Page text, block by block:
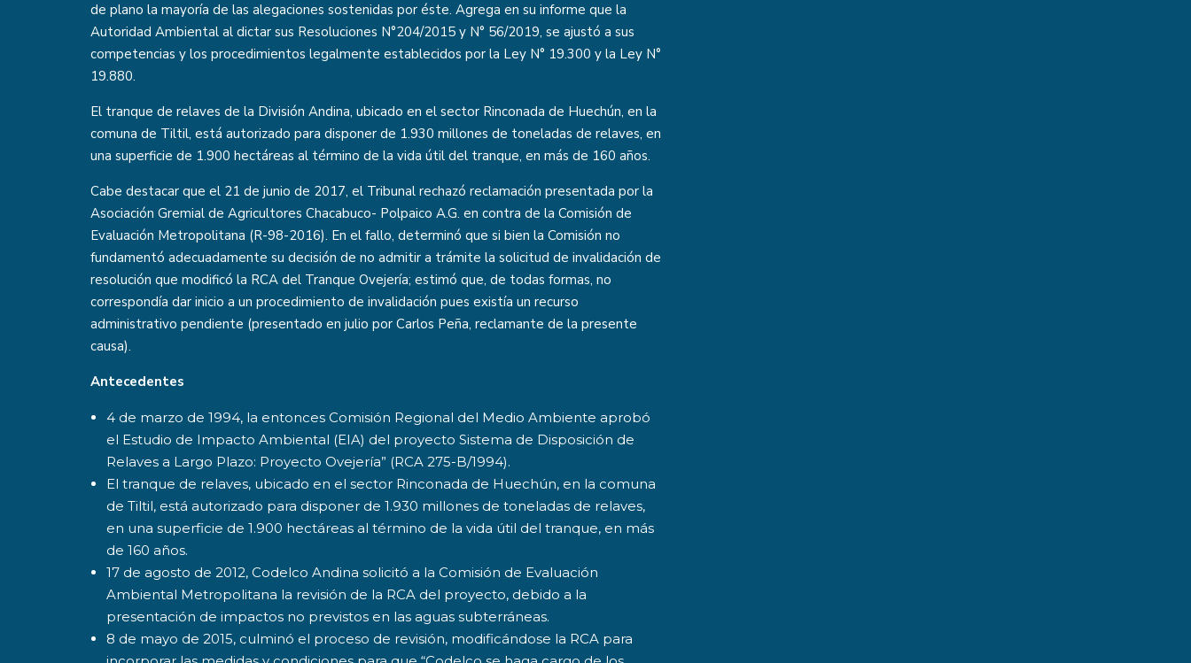
de plano la mayoría de las alegaciones sostenidas por éste. Agrega en su informe que la
Autoridad Ambiental al dictar sus Resoluciones N°204/2015 y N° 56/2019, se ajustó a sus
competencias y los procedimientos legalmente establecidos por la Ley N° 19.300 y la Ley N°
19.880.
El tranque de relaves de la División Andina, ubicado en el sector Rinconada de Huechún, en la
comuna de Tiltil, está autorizado para disponer de 1.930 millones de toneladas de relaves, en
una superficie de 1.900 hectáreas al término de la vida útil del tranque, en más de 160 años.
Cabe destacar que el 21 de junio de 2017, el Tribunal rechazó reclamación presentada por la
Asociación Gremial de Agricultores Chacabuco- Polpaico A.G. en contra de la Comisión de
Evaluación Metropolitana (R-98-2016). En el fallo, determinó que si bien la Comisión no
fundamentó adecuadamente su decisión de no admitir a trámite la solicitud de invalidación de
resolución que modificó la RCA del Tranque Ovejería; estimó que, de todas formas, no
correspondía dar inicio a un procedimiento de invalidación pues existía un recurso
administrativo pendiente (presentado en julio por Carlos Peña, reclamante de la presente
causa).
Antecedentes
4 de marzo de 1994, la entonces Comisión Regional del Medio Ambiente aprobó
el Estudio de Impacto Ambiental (EIA) del proyecto Sistema de Disposición de
Relaves a Largo Plazo: Proyecto Ovejería” (RCA 275-B/1994).
El tranque de relaves, ubicado en el sector Rinconada de Huechún, en la comuna
de Tiltil, está autorizado para disponer de 1.930 millones de toneladas de relaves,
en una superficie de 1.900 hectáreas al término de la vida útil del tranque, en más
de 160 años.
17 de agosto de 2012, Codelco Andina solicitó a la Comisión de Evaluación
Ambiental Metropolitana la revisión de la RCA del proyecto, debido a la
presentación de impactos no previstos en las aguas subterráneas.
8 de mayo de 2015, culminó el proceso de revisión, modificándose la RCA para